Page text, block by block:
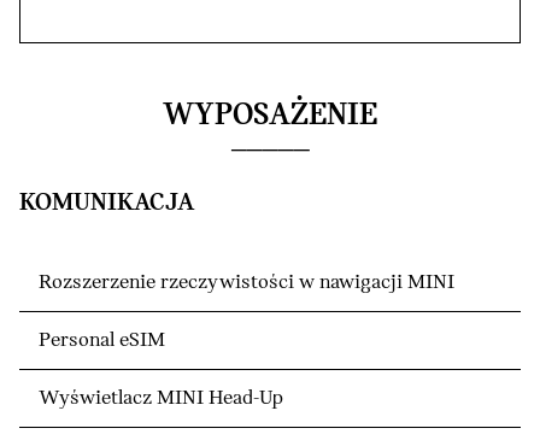
WYPOSAŻENIE
KOMUNIKACJA
Rozszerzenie rzeczywistości w nawigacji MINI
Personal eSIM
Wyświetlacz MINI Head-Up